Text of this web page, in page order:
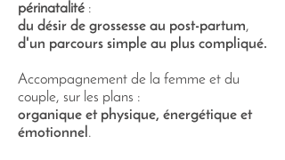
périnatalité :
du désir de grossesse au post-partum,
d'un parcours simple au plus compliqué.
Accompagnement de la femme et du
couple, sur les plans :
organique et physique, énergétique et
émotionnel .